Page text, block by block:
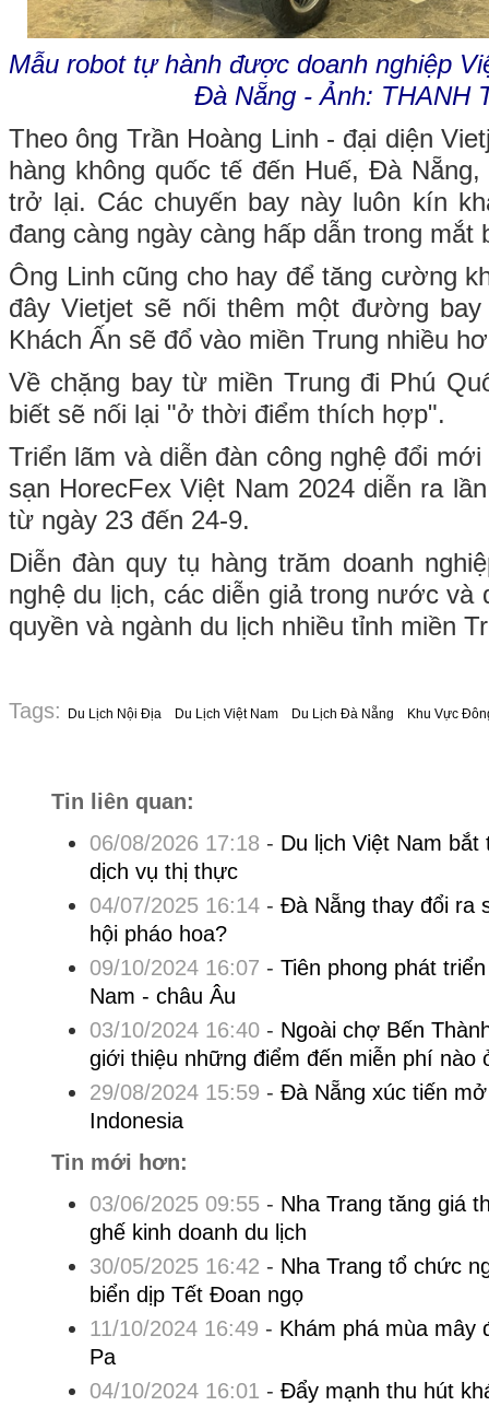
Mẫu robot tự hành được doanh nghiệp
Đà Nẵng - Ảnh: THANH
Theo ông Trần Hoàng Linh - đại diện
hàng không quốc tế đến Huế, Đà
trở lại. Các chuyến bay này luôn kín
đang càng ngày càng hấp dẫn trong mắt
Ông Linh cũng cho hay để tăng cường
đây Vietjet sẽ nối thêm một đường
Khách Ấn sẽ đổ vào miền Trung nhiều
Về chặng bay từ miền Trung đi Phú
biết sẽ nối lại "ở thời điểm thích hợp".
Triển lãm và diễn đàn công nghệ đổi
sạn HorecFex Việt Nam 2024 diễn ra
từ ngày 23 đến 24-9.
Diễn đàn quy tụ hàng trăm doanh
nghệ du lịch, các diễn giả trong nước và
quyền và ngành du lịch nhiều tỉnh miền
Tags: Du Lịch Nội Địa Du Lịch Việt Nam Du Lịch Đà Nẵng Khu Vực
Tin liên quan:
06/08/2026 17:18 - Du lịch Việt Nam
dịch vụ thị thực
04/07/2025 16:14- Đà Nẵng thay đổi ra
hội pháo hoa?
09/10/2024 16:07 - Tiên phong phát
Nam - châu Âu
03/10/2024 16:40- Ngoài chợ Bến
giới thiệu những điểm đến miễn phí nào
29/08/2024 15:59 - Đà Nẵng xúc tiến
Indonesia
Tin mới hơn:
03/06/2025 09:55- Nha Trang tăng giá
ghế kinh doanh du lịch
30/05/2025 16:42 - Nha Trang tổ chức
biển dịp Tết Đoan ngọ
11/10/2024 16:49 - Khám phá mùa mây
Pa
04/10/2024 16:01 - Đẩy mạnh thu hút